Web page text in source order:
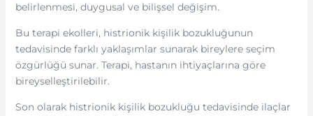
belirlenmesi, duygusal ve bilişsel değişim.
Bu terapi ekolleri, histrionik kişilik bozukluğunun
tedavisinde farklı yaklaşımlar sunarak bireylere seçim
özgürlüğü sunar. Terapi, hastanın ihtiyaçlarına göre
bireyselleştirilebilir.
Son olarak histrionik kişilik bozukluğu tedavisinde ilaçlar